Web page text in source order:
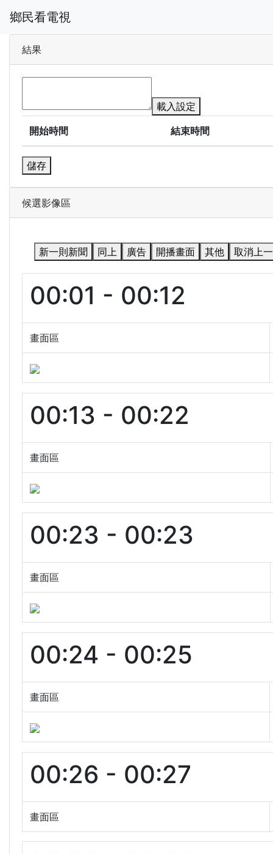
鄉民看電視
結果
載入設定
開始時間
結束時間
儲存
候選影像區
新一則新聞 同上 廣告 開播畫面 其他 取消上
00:01 - 00:12
畫面區
00:13 - 00:22
畫面區
00:23 - 00:23
畫面區
00:24 - 00:25
畫面區
00:26 - 00:27
畫面區